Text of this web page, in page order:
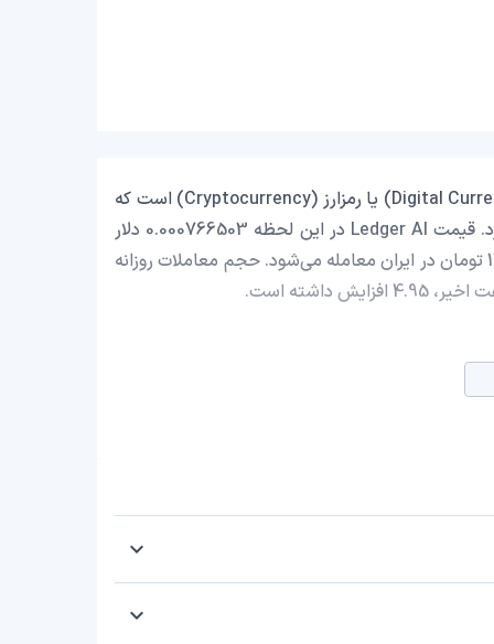
Ledger AI با نماد اختصاری (LEDGER) یک ارز دیجیتال (Digital Currency) یا رمزارز (Cryptocurrency) است که
با ارزش بازار حدود 0 دلار در رتبه 4595 بازار رمز ارزها قرار دارد. قیمت Ledger AI در این لحظه 0.000766503 دلار
است که با احتساب قیمت تتر 0.9993 تومان، با قیمت 145.77 تومان در ایران معامله می‌شود. حجم معاملات روزانه